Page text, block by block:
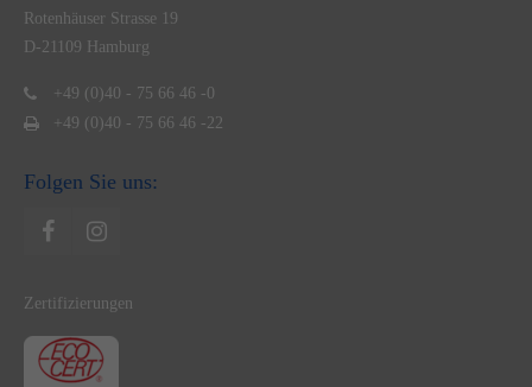
Rotenhäuser Strasse 19
D-21109 Hamburg
+49 (0)40 - 75 66 46 -0
+49 (0)40 - 75 66 46 -22
Folgen Sie uns:
Zertifizierungen